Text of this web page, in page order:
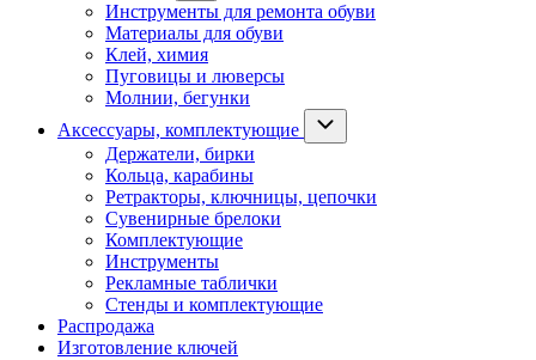
Инструменты для ремонта обуви
Материалы для обуви
Клей, химия
Пуговицы и люверсы
Молнии, бегунки
Аксессуары, комплектующие
Держатели, бирки
Кольца, карабины
Ретракторы, ключницы, цепочки
Сувенирные брелоки
Комплектующие
Инструменты
Рекламные таблички
Стенды и комплектующие
Распродажа
Изготовление ключей